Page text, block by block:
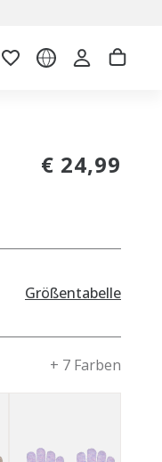
€ 24,99
Größentabelle
+ 7 Farben